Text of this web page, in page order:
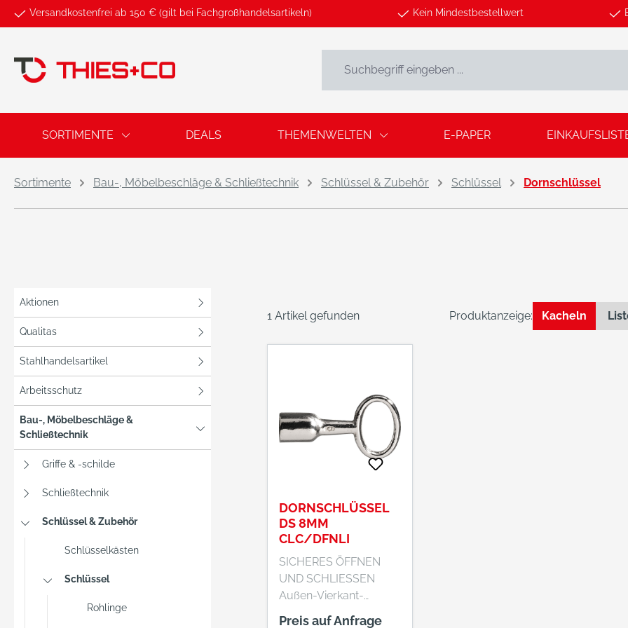
Zur Hauptnavigation springen
Versandkostenfrei ab 150 € (gilt bei Fachgroßhandelsartikeln) Kein Mindestbestellwert
SORTIMENTE DEALS THEMENWELTEN E-PAPER
Sortimente Bau-, Möbelbeschläge & Schließtechnik Schlüssel & Zubehör Schlüssel Dornschlüssel
Aktionen
Qualitas
Stahlhandelsartikel
Arbeitsschutz
Bau-, Möbelbeschläge &
Schließtechnik
Griffe & -schilde
Schließtechnik
Schlüssel & Zubehör
Schlüsselkästen
Schlüssel
Rohlinge
1 Artikel gefunden Produktanzeige: Kacheln
DORNSCHLÜSSEL
DS 8MM
CLC/DFNLI
SICHERES ÖFFNEN
UND SCHLIESSEN
Außen-Vierkant-
Schlösser lassen sich
Preis auf Anfrage